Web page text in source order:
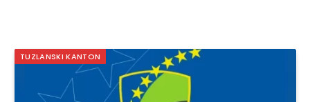
TUZLANSKI KANTON